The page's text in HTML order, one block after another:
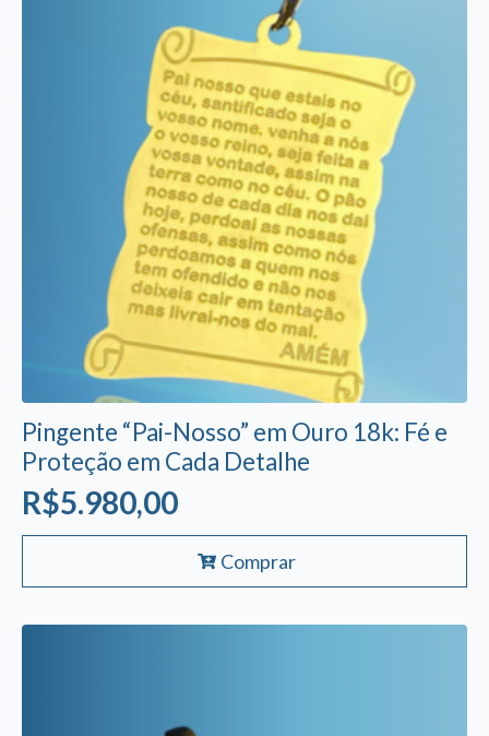
Pingente “Pai-Nosso” em Ouro 18k: Fé e
Proteção em Cada Detalhe
R$5.980,00
Comprar